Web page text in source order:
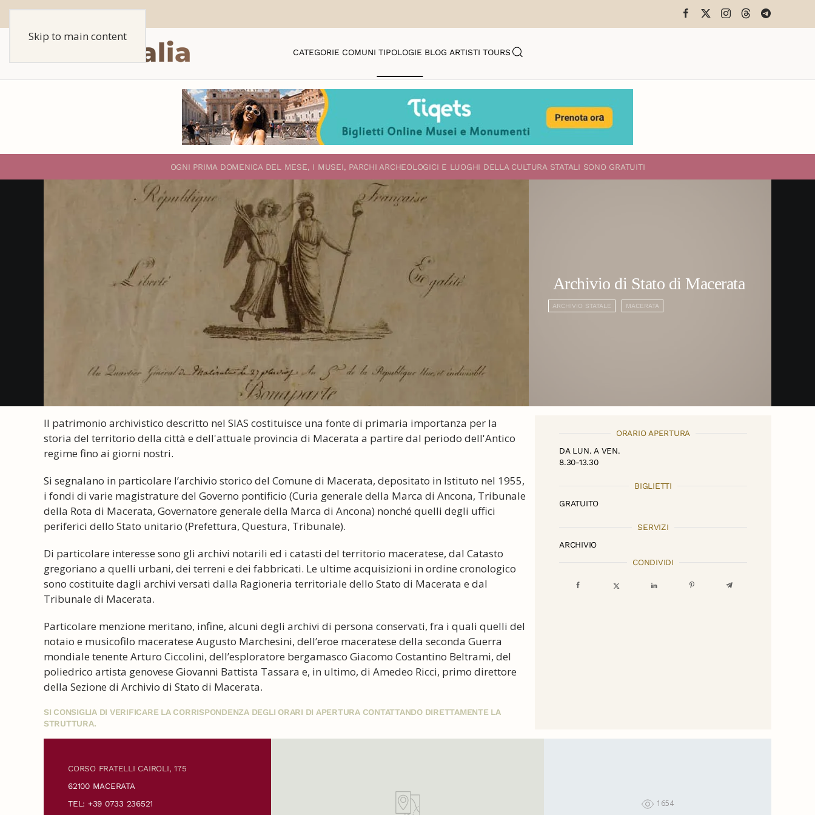
Skip to main content
CATEGORIE COMUNI TIPOLOGIE BLOG ARTISTI TOURS
OGNI PRIMA DOMENICA DEL MESE, I MUSEI, PARCHI ARCHEOLOGICI E LUOGHI DELLA CULTURA STATALI SONO GRATUITI
Archivio di Stato di Macerata
ARCHIVIO STATALE MACERATA
Il patrimonio archivistico descritto nel SIAS costituisce una fonte di primaria importanza per la
storia del territorio della città e dell'attuale provincia di Macerata a partire dal periodo dell'Antico
regime fino ai giorni nostri.
Si segnalano in particolare l’archivio storico del Comune di Macerata, depositato in Istituto nel 1955,
i fondi di varie magistrature del Governo pontificio (Curia generale della Marca di Ancona, Tribunale
della Rota di Macerata, Governatore generale della Marca di Ancona) nonché quelli degli uffici
periferici dello Stato unitario (Prefettura, Questura, Tribunale).
Di particolare interesse sono gli archivi notarili ed i catasti del territorio maceratese, dal Catasto
gregoriano a quelli urbani, dei terreni e dei fabbricati. Le ultime acquisizioni in ordine cronologico
sono costituite dagli archivi versati dalla Ragioneria territoriale dello Stato di Macerata e dal
Tribunale di Macerata.
Particolare menzione meritano, infine, alcuni degli archivi di persona conservati, fra i quali quelli del
notaio e musicofilo maceratese Augusto Marchesini, dell’eroe maceratese della seconda Guerra
mondiale tenente Arturo Ciccolini, dell’esploratore bergamasco Giacomo Costantino Beltrami, del
poliedrico artista genovese Giovanni Battista Tassara e, in ultimo, di Amedeo Ricci, primo direttore
della Sezione di Archivio di Stato di Macerata.
SI CONSIGLIA DI VERIFICARE LA CORRISPONDENZA DEGLI ORARI DI APERTURA CONTATTANDO DIRETTAMENTE LA
STRUTTURA.
ORARIO APERTURA
DA LUN. A VEN.
8.30-13.30
BIGLIETTI
GRATUITO
SERVIZI
ARCHIVIO
CONDIVIDI
CORSO FRATELLI CAIROLI, 175
62100 MACERATA
TEL: +39 0733 236521
1654